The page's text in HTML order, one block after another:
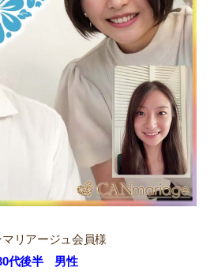
マリアージュ会員様
代後半 男性